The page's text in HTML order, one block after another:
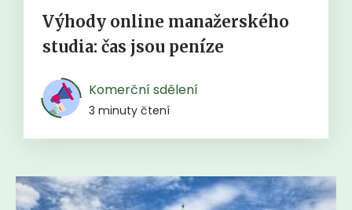
Výhody online manažerského
studia: čas jsou peníze
Komerční sdělení
3 minuty čtení